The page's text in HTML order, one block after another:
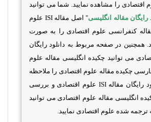
اقتصادی را مشاهده نمایید. شما می توانید
رایگان مقاله انگلیسی" اصل مقالهISI علوم
کنفرانسی علوم اقتصادی را به صورت
همچنین در صفحه مربوط به دانلود رایگان
می توانید چکیده انگلیسی مقاله علوم
چکیده مقاله علوم اقتصادی را ملاحظه
رایگان مقالهISI علوم اقتصادی و بررسی
انگلیسی مقاله علوم اقتصادی می توانید
ترجمه شده علوم اقتصادی نمایید.